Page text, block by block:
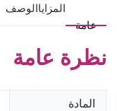
عامة
المزاياالوصف
نظرة عامة
المادة